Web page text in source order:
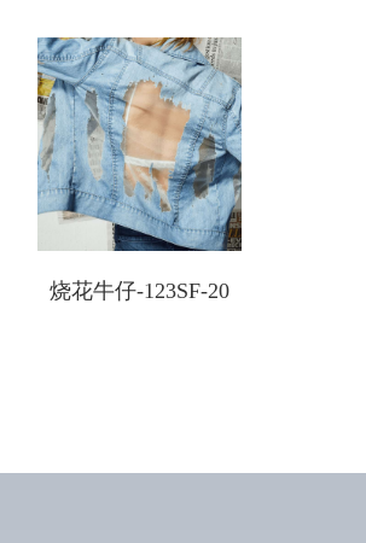
烧花牛仔-123SF-20